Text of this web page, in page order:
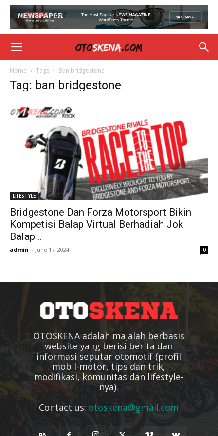
Home Tags Ban bridgestone
Tag: ban bridgestone
LIFESTYLE
Bridgestone Dan Forza Motorsport Bikin
Kompetisi Balap Virtual Berhadiah Jok
Balap...
admin - June 17, 2024 0
OTOSKENA adalah majalah berbasis
website yang berisi berita dan
informasi seputar otomotif (profil
mobil-motor, tips dan trik,
modifikasi, komunitas dan lifestyle-
nya).
Contact us:otoskena@gmail.com